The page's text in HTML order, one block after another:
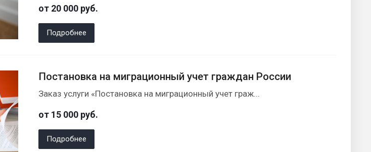
от 20 000 руб.
Подробнее
Постановка на миграционный учет граждан России
Заказ услуги «Постановка на миграционный учет граж...
от 15 000 руб.
Подробнее